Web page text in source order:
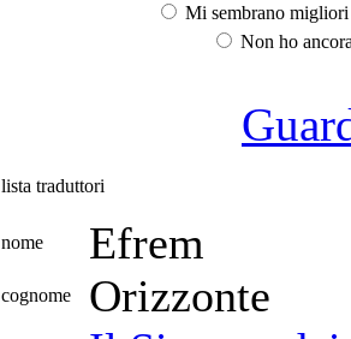
Mi sembrano
Non ho
lista traduttori
nome Efrem
cognome Orizzonte